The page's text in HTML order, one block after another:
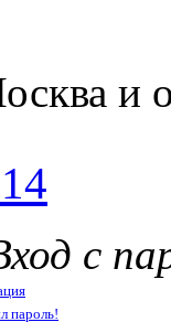
и
с
пароль!